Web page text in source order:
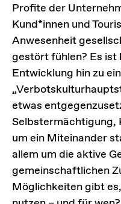
Profite der
Kund*innen und
Anwesenheit
gestört fühlen? Es
Entwicklung hin zu
etwas
um ein Miteinander
allem um die aktive
gemeinschaftlichen
Möglichkeiten gibt